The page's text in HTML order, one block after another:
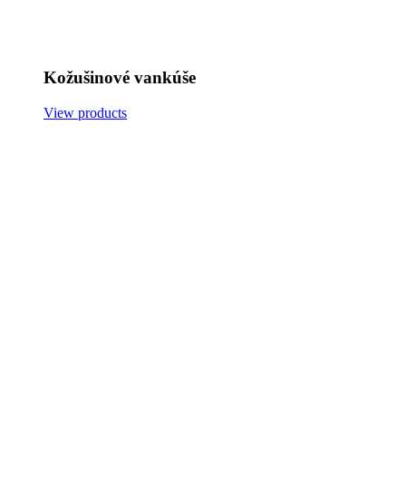
Kožušinové vankúše
View products